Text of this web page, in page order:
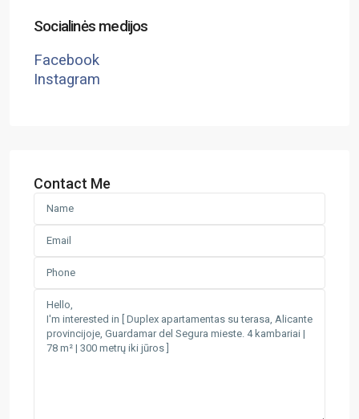
Socialinės medijos
Facebook
Instagram
Contact Me